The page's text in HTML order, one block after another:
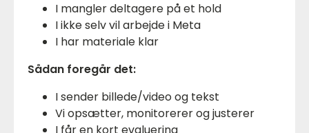
I mangler deltagere på et hold
I ikke selv vil arbejde i Meta
I har materiale klar
Sådan foregår det:
I sender billede/video og tekst
Vi opsætter, monitorerer og justerer